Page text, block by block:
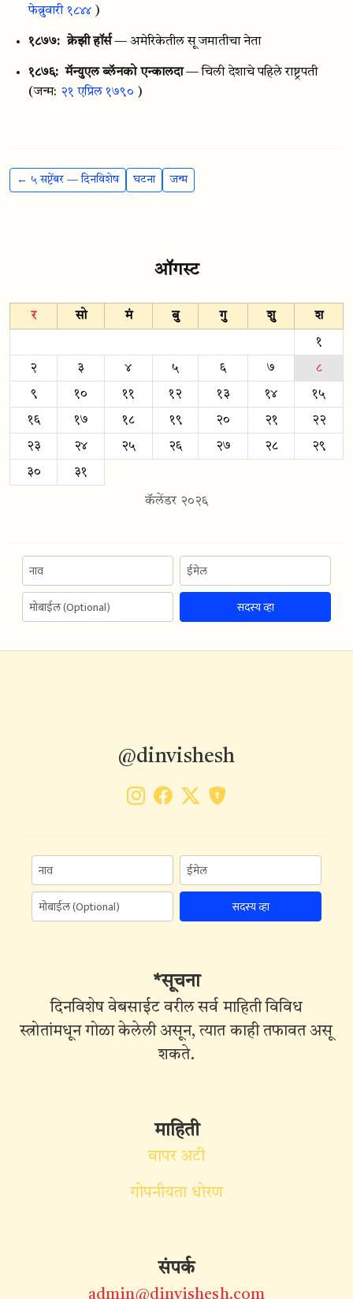
फेब्रुवारी १८४४)
१८७७: क्रेझी हॉर्स — अमेरिकेतील सू जमातीचा नेता
१८७६: मॅन्युएल ब्लॅनको एन्कालदा — चिली देशाचे पहिले राष्ट्रपती
(जन्म: २१ एप्रिल १७९० )
← ५ सप्टेंबर — दिनविशेष घटना जन्म
ऑगस्ट
र सो मं बु गु शु श
१
२ ३ ४ ५ ६ ७ ८
९ १० ११ १२ १३ १४ १५
१६ १७ १८ १९ २० २१ २२
२३ २४ २५ २६ २७ २८ २९
३० ३१
कॅलेंडर २०२६
सदस्य व्हा
@dinvishesh
सदस्य व्हा
*सूचना
दिनविशेष वेबसाईट वरील सर्व माहिती विविध
स्त्रोतांमधून गोळा केलेली असून, त्यात काही तफावत असू
शकते.
माहिती
वापर अटी
गोपनीयता धोरण
संपर्क
admin@dinvishesh.com